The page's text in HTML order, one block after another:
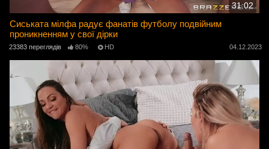
31:02
Сиськата мілфа радує фанатів футболу подвійним
проникненням у свої дірки
23383 переглядів 80% HD 04.12.2023